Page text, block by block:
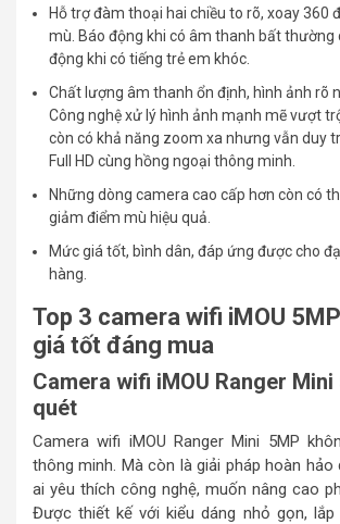
Hỗ trợ đàm thoại hai chiều to rõ, xoay 360
mù. Báo động khi có âm thanh bất thường
động khi có tiếng trẻ em khóc.
Chất lượng âm thanh ổn định, hình ảnh rõ
Công nghệ xử lý hình ảnh mạnh mẽ vượt
còn có khả năng zoom xa nhưng vẫn duy
Full HD cùng hồng ngoại thông minh.
Những dòng camera cao cấp hơn còn có
giảm điểm mù hiệu quả.
Mức giá tốt, bình dân, đáp ứng được cho
hàng.
Top 3 camera wifi iMOU
giá tốt đáng mua
Camera wifi iMOU Ranger Mini
quét
Camera wifi iMOU Ranger Mini 5MP
thông minh. Mà còn là giải pháp hoàn hảo
ai yêu thích công nghệ, muốn nâng cao
Được thiết kế với kiểu dáng nhỏ gọn,